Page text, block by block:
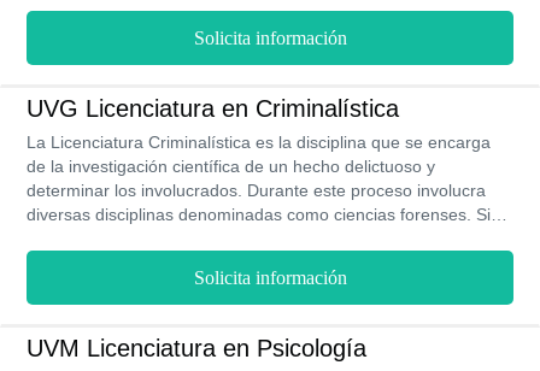
empresas o en la gestión de instituciones públicas.
Solicita información
UVG Licenciatura en Criminalística
La Licenciatura Criminalística es la disciplina que se encarga
de la investigación científica de un hecho delictuoso y
determinar los involucrados. Durante este proceso involucra
diversas disciplinas denominadas como ciencias forenses. Si
manejo de conceptos fundamentales del derecho. Esta carrera
en la UVG se estudia en la modalidad 100% en línea, tiene una
duración de 3 años para obtener tu grado como licenciado
criminalista. Como egresado en criminalística de la UVG serás
Solicita información
UVM Licenciatura en Psicología